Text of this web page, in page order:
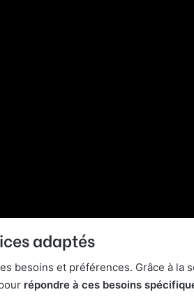
adaptés
besoins et préférences. Grâce à la
répondre à ces besoins